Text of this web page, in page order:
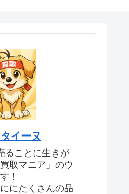
イーヌ
ることに生きが
取マニア」のウ
！
にたくさんの品